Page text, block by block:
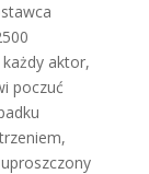
aktor,
poczuć